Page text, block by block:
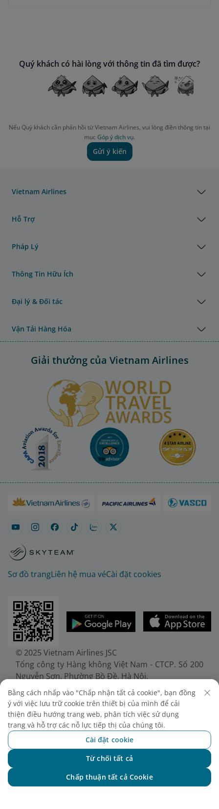
Quý khách có hài lòng với thông tin đã tìm được?
Nếu Quý khách cần phản hồi từ Vietnam Airlines, vui lòng điền thông tin tại
mục Góp ý dịch vụ.
Gửi ý kiến
Vietnam Airlines
Hỗ Trợ
Pháp Lý
Thông Tin Hữu Ích
Đại lý & Đối tác
Vận Tải Hàng Hóa
Giải thưởng của Vietnam Airlines
Sơ đồ trangLiên hệ mua véCài đặt cookies
© 2025 Vietnam Airlines JSC
Tổng công ty Hàng không Việt Nam - CTCP. Số 200
Nguyễn Sơn, Phường Bồ Đề, Hà Nội.
Điện thoại: (+84-24) 38272289. Fax: (+84-24)
38722375
Giấy chứng nhận đăng ký doanh nghiệp, mã số
doanh nghiệp 0100107518, đăng ký lần đầu ngày
30/6/2010, đăng ký thay đổi lần thứ 10 ngày
24/7/2025, cấp bởi Sở Tài chính Thành phố Hà Nội.
Bằng cách nhấp vào "Chấp nhận tất cả cookie", bạn đồng
ý với việc lưu trữ cookie trên thiết bị của mình để cải
thiện điều hướng trang web, phân tích việc sử dụng
trang và hỗ trợ các nỗ lực tiếp thị của chúng tôi.
Cài đặt cookie
Từ chối tất cả
Chấp thuận tất cả Cookie